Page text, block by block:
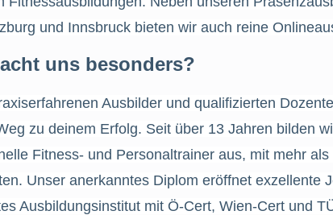
und Innsbruck bieten wir auch reine
uns besonders?
Ausbilder und qualifizierten
zu deinem Erfolg. Seit über 13 Jahren bilden
Fitness- und Personaltrainer aus, mit mehr
Unser anerkanntes Diplom eröffnet exzellente
Ausbildungsinstitut mit Ö-Cert, Wien-Cert und